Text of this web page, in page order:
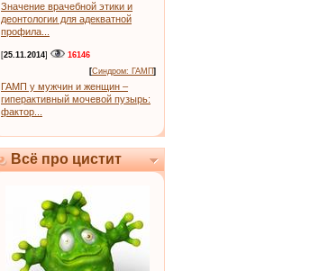
Значение врачебной этики и
деонтологии для адекватной
профила...
[25.11.2014]
16146
[Синдром: ГАМП]
ГАМП у мужчин и женщин –
гиперактивный мочевой пузырь:
фактор...
Всё про цистит